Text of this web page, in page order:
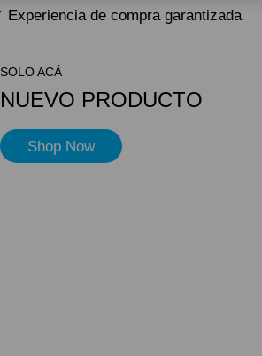
Experiencia de compra garantizada
SOLO ACÁ
NUEVO PRODUCTO
Shop Now